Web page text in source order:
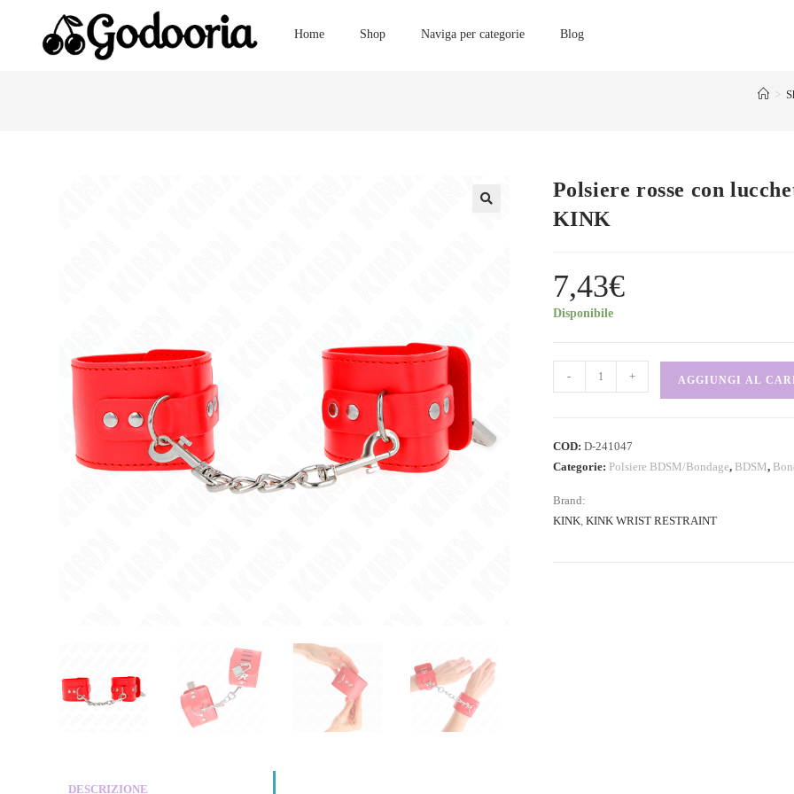
Home Shop Naviga per categorie Blog
>
Polsiere rosse con
KINK
7,43€
Disponibile
- + AGGIUNGI AL
COD: D-241047
Categorie: Polsiere BDSM/Bondage, BDSM,
Brand:
KINK, KINK WRIST RESTRAINT
DESCRIZIONE